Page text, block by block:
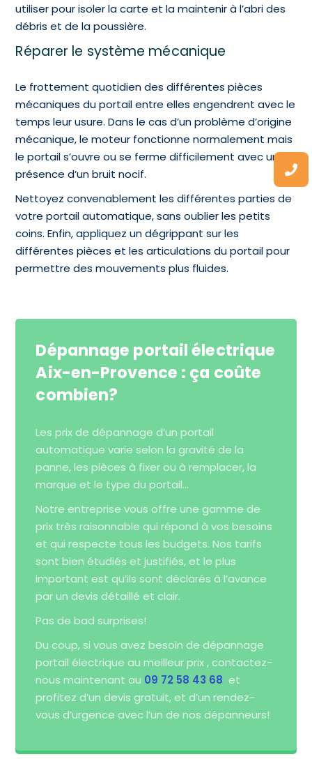
utiliser pour isoler la carte et la maintenir à l’abri des
débris et de la poussière.
Réparer le système mécanique
Le frottement quotidien des différentes pièces
mécaniques du portail entre elles engendrent avec le
temps leur usure. Dans le cas d’un problème d’origine
mécanique, le moteur fonctionne normalement mais
le portail s’ouvre ou se ferme difficilement avec un la
présence d’un bruit nocif.
Nettoyez convenablement les différentes parties de
votre portail automatique, sans oublier les petits
coins. Enfin, appliquez un dégrippant sur les
différentes pièces et les articulations du portail pour
permettre des mouvements plus fluides.
Dépannage portail électrique
Aix-en-Provence : ça coûte
combien?
Les prix de dépannage d’un portail
automatique varie selon la gravité de la
panne, les pièces à fixer ou à remplacer, la
marque et le type du portail…
Notre entreprise vous offre une gamme de
prix très raisonnable qui répond à vos besoins
et qui respecte tous les budgets. Nos tarifs
sont bien étudiés et justifiés, et le plus
important est qu’ils sont déclarés à l’avance
par un devis détaillé et clair.
Pas de bad surprises!
Du coup, si vous avez besoin de dépannage
portail électrique au meilleur prix , contactez-
nous maintenant au 09 72 58 43 68 et
profitez d’un devis gratuit, et d’un rendez-
vous d’urgence avec l’un de nos dépanneurs!